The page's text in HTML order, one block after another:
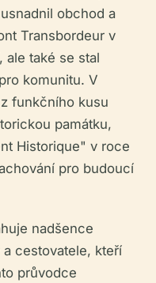
obchod a
Transbordeur v
ale také se stal
komunitu. V
funkčního kusu
památku,
Historique" v roce
pro budoucí
nadšence
cestovatele, kteří
průvodce